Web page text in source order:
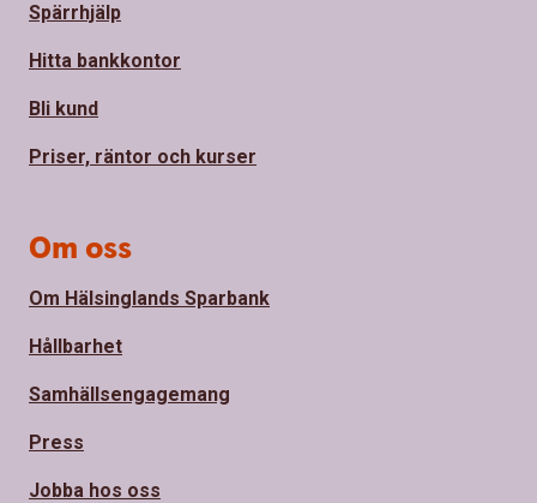
Spärrhjälp
Hitta bankkontor
Bli kund
Priser, räntor och kurser
Om oss
Om Hälsinglands Sparbank
Hållbarhet
Samhällsengagemang
Press
Jobba hos oss